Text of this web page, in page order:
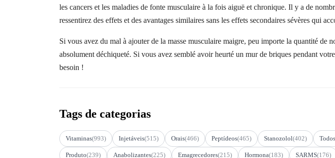
les cancers et les maladies de fonte musculaire à la fois aiguë et chronique. Il y a de
ressentirez des effets et des avantages similaires sans les effets secondaires sévères qui
Si vous avez du mal à ajouter de la masse musculaire maigre, peu importe la quantité
absolument déchiqueté. Si vous avez semblé avoir heurté un mur de briques pendant
besoin !
Tags de categorias
Vitaminas(993) Injetáveis(515) Orais(466) Peptídeos(465) Stanozolol(402) Todos
Produto(239) Anabolizantes(225) Emagrecedores(215) Hormona(183) SARMS(176)